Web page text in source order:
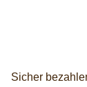
Sicher